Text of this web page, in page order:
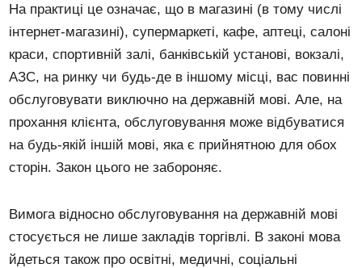
На практиці це означає, що в магазині (в тому числі
інтернет-магазині), супермаркеті, кафе, аптеці, салоні
краси, спортивній залі, банківській установі, вокзалі,
АЗС, на ринку чи будь-де в іншому місці, вас повинні
обслуговувати виключно на державній мові. Але, на
прохання клієнта, обслуговування може відбуватися
на будь-якій іншій мові, яка є прийнятною для обох
сторін. Закон цього не забороняє.
Вимога відносно обслуговування на державній мові
стосується не лише закладів торгівлі. В законі мова
йдеться також про освітні, медичні, соціальні